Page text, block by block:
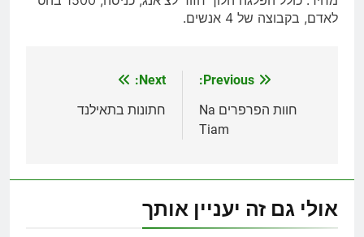
לאדם, בקבוצה של 4 אנשים.
Previous:
חוות הפרפרים Na
Tiam
Next:
חתונות בתאילנד
אולי גם זה יעניין אותך